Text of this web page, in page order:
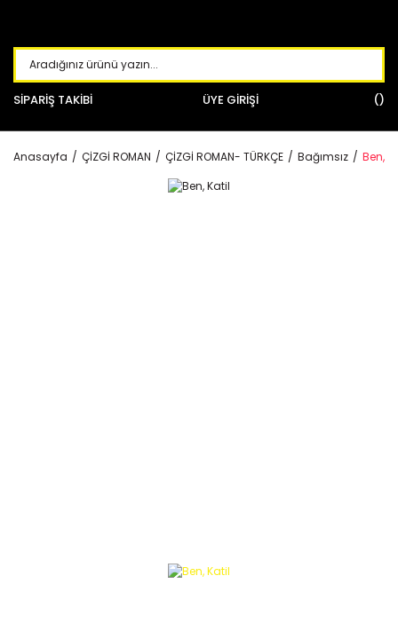
SİPARİŞ TAKİBİ ÜYE GİRİŞİ
Anasayfa ÇİZGİ ROMAN ÇİZGİ ROMAN- TÜRKÇE Bağımsız Ben,